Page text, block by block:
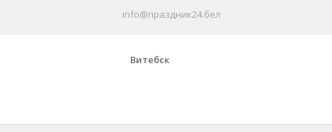
info@праздник24.бел
Витебск